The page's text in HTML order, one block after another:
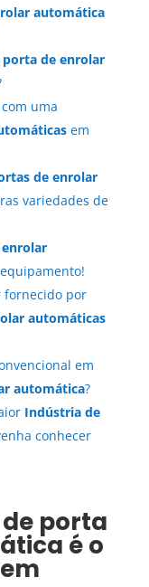
automática
de enrolar
uma
em
de enrolar
variedades de
fornecido por
automáticas
em
automática?
Indústria de
conhecer
porta
é o